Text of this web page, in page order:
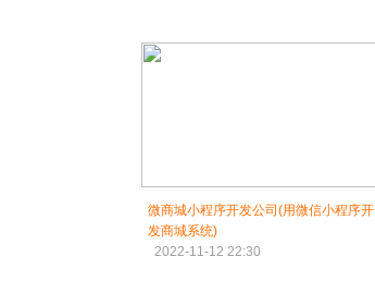
微商城小程序开发公司(用微信小程序开
发商城系统)
2022-11-12 22:30